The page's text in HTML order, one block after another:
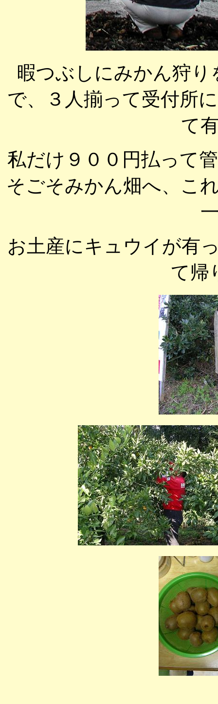
暇つぶしにみかん狩
で、３人揃って受付所
て
私だけ９００円払って
そごそみかん畑へ、こ
お土産にキュウイが有
て帰